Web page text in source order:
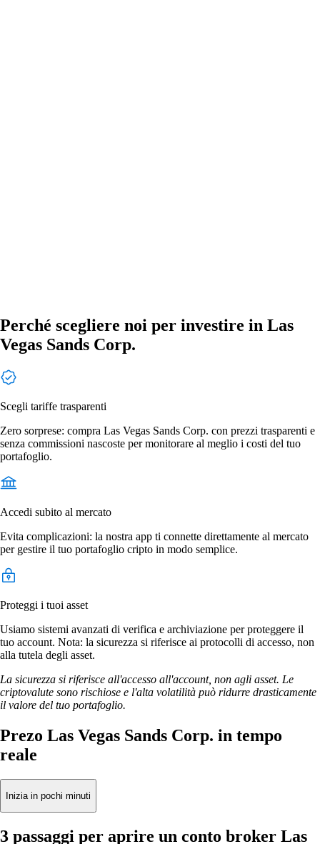
Perché scegliere noi per investire in Las
Vegas Sands Corp.
Scegli tariffe trasparenti
Zero sorprese: compra Las Vegas Sands Corp. con prezzi trasparenti e
senza commissioni nascoste per monitorare al meglio i costi del tuo
portafoglio.
Accedi subito al mercato
Evita complicazioni: la nostra app ti connette direttamente al mercato
per gestire il tuo portafoglio cripto in modo semplice.
Proteggi i tuoi asset
Usiamo sistemi avanzati di verifica e archiviazione per proteggere il
tuo account. Nota: la sicurezza si riferisce ai protocolli di accesso, non
alla tutela degli asset.
La sicurezza si riferisce all'accesso all'account, non agli asset. Le
criptovalute sono rischiose e l'alta volatilità può ridurre drasticamente
il valore del tuo portafoglio.
Prezo Las Vegas Sands Corp. in tempo
reale
Inizia in pochi minuti
3 passaggi per aprire un conto broker Las